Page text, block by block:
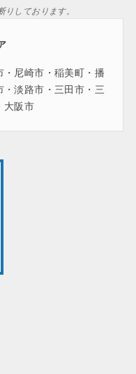
しております。
尼崎市・稲美町・播
淡路市・三田市・三
大阪市